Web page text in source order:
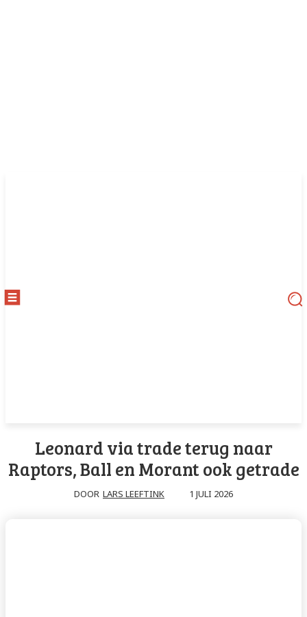
Leonard via trade terug naar
Raptors, Ball en Morant ook getrade
DOOR LARS LEEFTINK 1 JULI 2026